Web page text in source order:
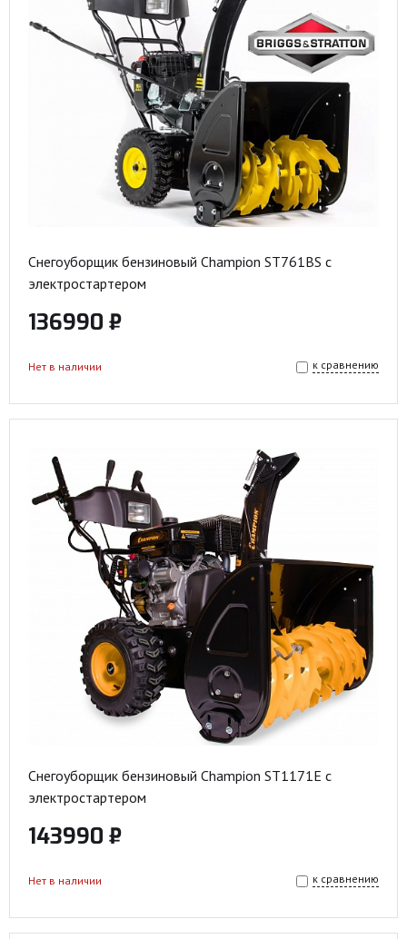
Снегоуборщик бензиновый Champion ST761BS с
электростартером
136990 ₽
к сравнению
Нет в наличии
Снегоуборщик бензиновый Champion ST1171E с
электростартером
143990 ₽
к сравнению
Нет в наличии